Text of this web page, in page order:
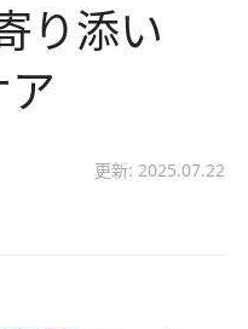
り添い
更新: 2025.07.22